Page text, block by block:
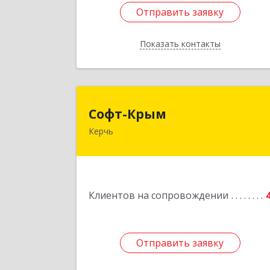
Отправить заявку
Показать контакты
Отправить заявку
Назад
Софт-Крым
Керчь
Клиентов на сопровождении
Отправить заявку
Республика Калмыкия, г. Элиста, ул.
Отправить заявку